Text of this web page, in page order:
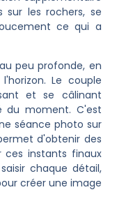
sur les rochers, se
ce qui a
peu profonde, en
Le couple
et se câlinant
du moment. C'est
séance photo sur
d'obtenir des
ces instants finaux
chaque détail,
créer une image